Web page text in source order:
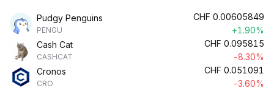
Pudgy Penguins
PENGU
CHF 0.00605849
+1.90%
Cash Cat
CASHCAT
CHF 0.095815
-8.30%
Cronos
CRO
CHF 0.051091
-3.60%